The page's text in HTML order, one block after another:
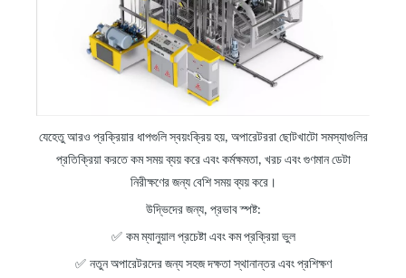
যেহেতু আরও প্রক্রিয়ার ধাপগুলি স্বয়ংক্রিয় হয়, অপারেটররা ছোটখাটো সমস্যাগুলির
প্রতিক্রিয়া করতে কম সময় ব্যয় করে এবং কর্মক্ষমতা, খরচ এবং গুণমান ডেটা
নিরীক্ষণের জন্য বেশি সময় ব্যয় করে।
উদ্ভিদের জন্য, প্রভাব স্পষ্ট:
✅ কম ম্যানুয়াল প্রচেষ্টা এবং কম প্রক্রিয়া ভুল
✅ নতুন অপারেটরদের জন্য সহজ দক্ষতা স্থানান্তর এবং প্রশিক্ষণ